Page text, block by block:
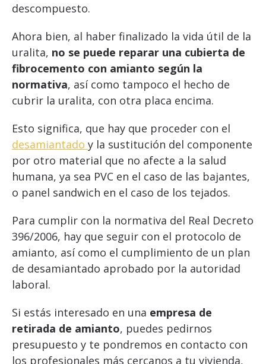
descompuesto.
Ahora bien, al haber finalizado la vida útil de la
uralita, no se puede reparar una cubierta de
fibrocemento con amianto según la
normativa, así como tampoco el hecho de
cubrir la uralita, con otra placa encima.
Esto significa, que hay que proceder con el
desamiantado y la sustitución del componente
por otro material que no afecte a la salud
humana, ya sea PVC en el caso de las bajantes,
o panel sandwich en el caso de los tejados.
Para cumplir con la normativa del Real Decreto
396/2006, hay que seguir con el protocolo de
amianto, así como el cumplimiento de un plan
de desamiantado aprobado por la autoridad
laboral.
Si estás interesado en una empresa de
retirada de amianto, puedes pedirnos
presupuesto y te pondremos en contacto con
los profesionales más cercanos a tu vivienda,